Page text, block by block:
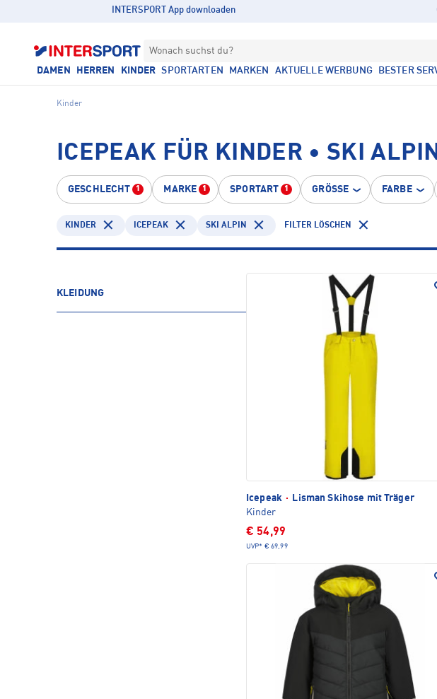
INTERSPORT App downloaden
Wonach suchst du?
DAMEN HERREN KINDER SPORTARTEN MARKEN AKTUELLE WERBUNG BESTER
Kinder
ICEPEAK FÜR KINDER • SKI
GESCHLECHT 1 MARKE 1 SPORTART 1 GRÖSSE FARBE
KINDER ICEPEAK SKI ALPIN FILTER LÖSCHEN
KLEIDUNG
Icepeak ·
Lisman Skihose mit Träger
Kinder
€ 54,99
UVP* € 69,99